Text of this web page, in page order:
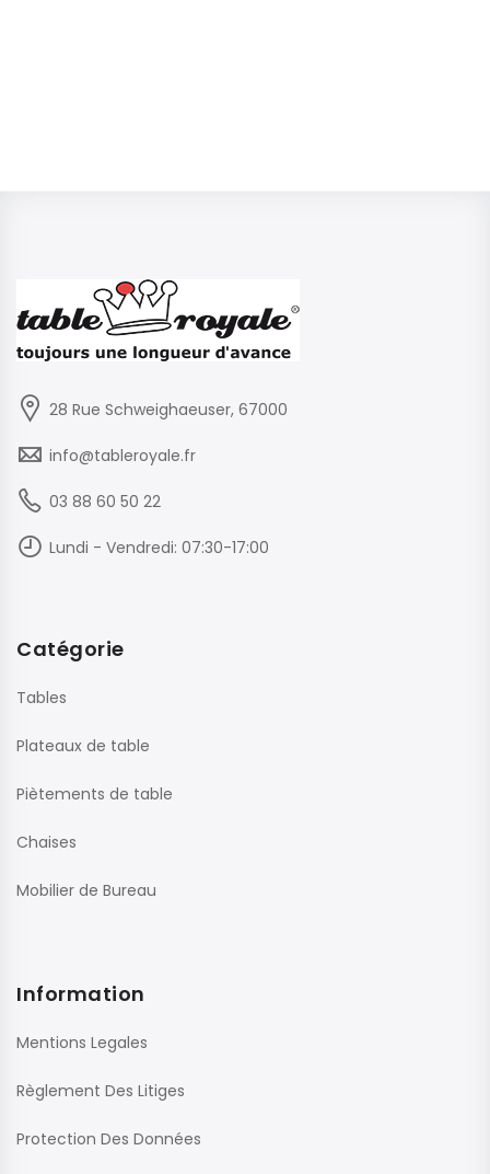
28 Rue Schweighaeuser, 67000
info@tableroyale.fr
03 88 60 50 22
Lundi - Vendredi: 07:30-17:00
Catégorie
Tables
Plateaux de table
Piètements de table
Chaises
Mobilier de Bureau
Information
Mentions Legales
Règlement Des Litiges
Protection Des Données